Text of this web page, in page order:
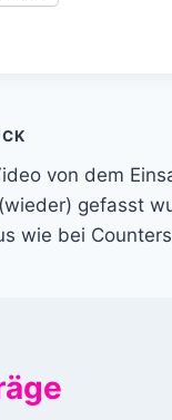
von dem
gefasst
wie bei